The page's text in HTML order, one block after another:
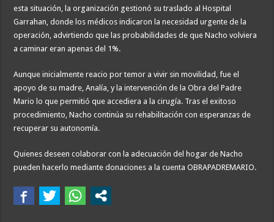
esta situación, la organización gestionó su traslado al Hospital
Garrahan, donde los médicos indicaron la necesidad urgente de la
operación, advirtiendo que las probabilidades de que Nacho volviera
a caminar eran apenas del 1%.
Aunque inicialmente reacio por temor a vivir sin movilidad, fue el
apoyo de su madre, Analía, y la intervención de la Obra del Padre
Mario lo que permitió que accediera a la cirugía. Tras el exitoso
procedimiento, Nacho continúa su rehabilitación con esperanzas de
recuperar su autonomía.
Quienes deseen colaborar con la adecuación del hogar de Nacho
pueden hacerlo mediante donaciones a la cuenta OBRAPADREMARIO.